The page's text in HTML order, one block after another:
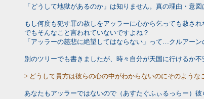
「どうして地獄があるのか」は知りません。真の理由・意図
もし何度も犯す罪の赦しをアッラーに心から乞っても赦さ
でもそんなこと言われていないですよね？
「アッラーの慈悲に絶望してはならない」って…クルアーン
別のツリーでも書きましたが、時々自分が天国に行けるか
> どうして貴方は彼らの心の中がわからないのにそのよう
あなたもアッラーではないので（あすたぐふぃるっらー）